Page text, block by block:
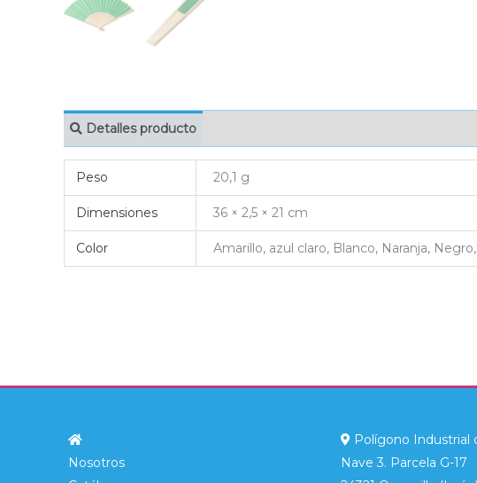
Detalles producto
Peso 20,1 g
Dimensiones 36 × 2,5 × 21 cm
Color Amarillo, azul claro, Blanco, Naranja,
Nosotros
Polígono Industrial
Nave 3. Parcela G-17